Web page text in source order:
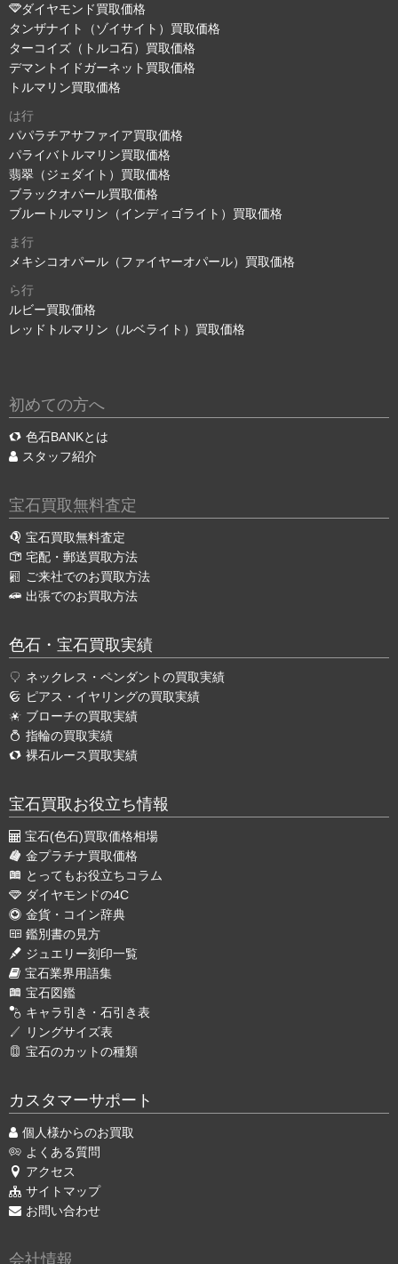
ダイヤモンド買取価格
タンザナイト（ゾイサイト）買取価格
ターコイズ（トルコ石）買取価格
デマントイドガーネット買取価格
トルマリン買取価格
は行
パパラチアサファイア買取価格
パライバトルマリン買取価格
翡翠（ジェダイト）買取価格
ブラックオパール買取価格
ブルートルマリン（インディゴライト）買取価格
ま行
メキシコオパール（ファイヤーオパール）買取価格
ら行
ルビー買取価格
レッドトルマリン（ルベライト）買取価格
初めての方へ
色石BANKとは
スタッフ紹介
宝石買取無料査定
宝石買取無料査定
宅配・郵送買取方法
ご来社でのお買取方法
出張でのお買取方法
色石・宝石買取実績
ネックレス・ペンダントの買取実績
ピアス・イヤリングの買取実績
ブローチの買取実績
指輪の買取実績
裸石ルース買取実績
宝石買取お役立ち情報
宝石(色石)買取価格相場
金プラチナ買取価格
とってもお役立ちコラム
ダイヤモンドの4C
金貨・コイン辞典
鑑別書の見方
ジュエリー刻印一覧
宝石業界用語集
宝石図鑑
キャラ引き・石引き表
リングサイズ表
宝石のカットの種類
カスタマーサポート
個人様からのお買取
よくある質問
アクセス
サイトマップ
お問い合わせ
会社情報